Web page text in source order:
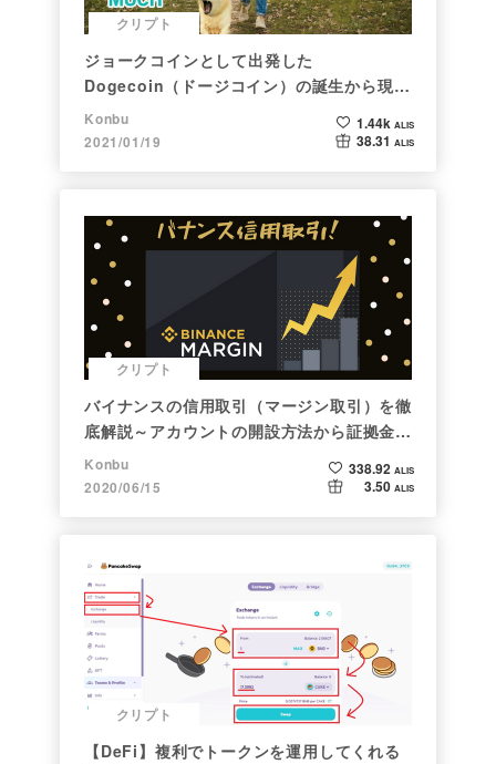
クリプト
ジョークコインとして出発した
Dogecoin（ドージコイン）の誕生から現在
まで。注目される非証券性🐶
Konbu
2021/01/19
1.44k ALIS
38.31 ALIS
クリプト
バイナンスの信用取引（マージン取引）を徹
底解説～アカウントの開設方法から証拠金計
算例まで～
Konbu
2020/06/15
338.92 ALIS
3.50 ALIS
クリプト
【DeFi】複利でトークンを運用してくれる